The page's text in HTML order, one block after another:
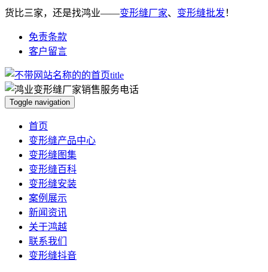
货比三家，还是找鸿业——变形缝厂家、 变形缝批发 ！
免责条款
客户留言
Toggle navigation
首页
变形缝产品中心
变形缝图集
变形缝百科
变形缝安装
案例展示
新闻资讯
关于鸿越
联系我们
变形缝抖音